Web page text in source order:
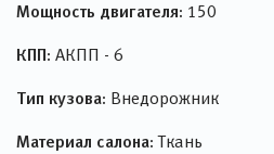
Мощность двигателя: 150
КПП: АКПП - 6
Тип кузова: Внедорожник
Материал салона: Ткань